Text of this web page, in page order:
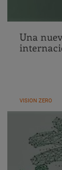
Una
VISION ZERO